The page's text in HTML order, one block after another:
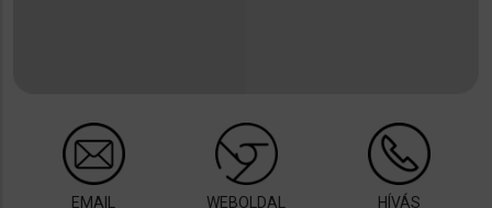
EMAIL WEBOLDAL HÍVÁS